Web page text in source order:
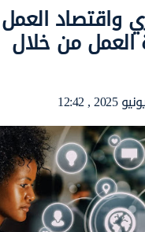
واقتصاد العمل
العمل من خلال